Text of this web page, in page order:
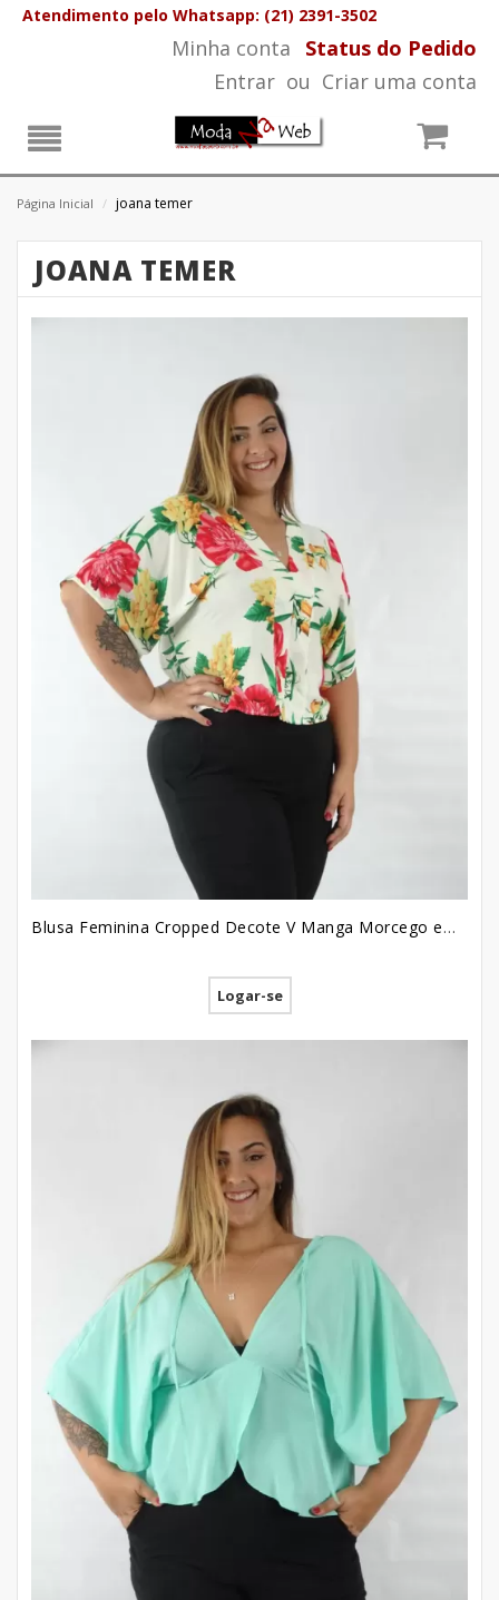
Atendimento pelo Whatsapp: (21) 2391-3502
Minha conta
Status do Pedido
Entrar ou Criar uma conta
Página Inicial / joana temer
JOANA TEMER
Blusa Feminina Cropped Decote V Manga Morcego em Viscose Plus Size Off White Flores [2209061]
Logar-se